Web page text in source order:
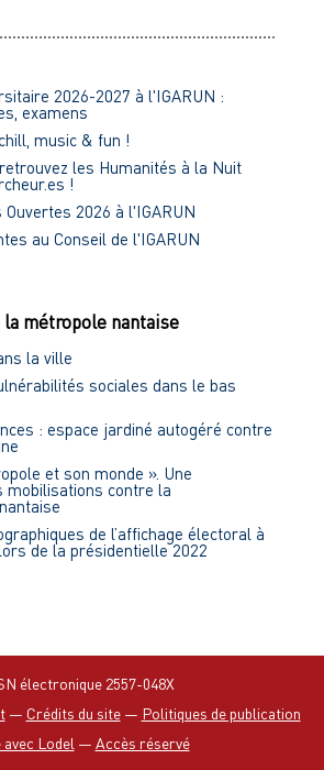
2026-2027 à l'IGARUN :
examens
music & fun !
les Humanités à la Nuit
!
2026 à l'IGARUN
au Conseil de l'IGARUN
métropole nantaise
la ville
sociales dans le bas
: espace jardiné autogéré contre
et son monde ». Une
mobilisations contre la
de l’affichage électoral à
de la présidentielle 2022
électronique 2557-048X
— Crédits du site— Politiques de publication
avec Lodel — Accès réservé